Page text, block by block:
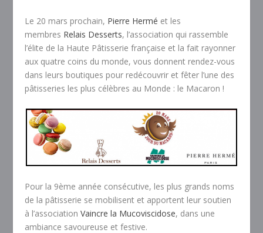
Le 20 mars prochain, Pierre Hermé et les
membres Relais Desserts, l’association qui rassemble
l’élite de la Haute Pâtisserie française et la fait rayonner
aux quatre coins du monde, vous donnent rendez-vous
dans leurs boutiques pour redécouvrir et fêter l’une des
pâtisseries les plus célèbres au Monde : le Macaron !
Pour la 9ème année consécutive, les plus grands noms
de la pâtisserie se mobilisent et apportent leur soutien
à l’associationVaincre la Mucoviscidose, dans une
ambiance savoureuse et festive.